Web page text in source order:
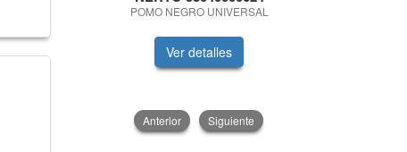
POMO NEGRO UNIVERSAL
Ver detalles
Anterior Siguiente